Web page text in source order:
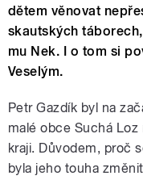
dětem věnovat
skautských
mu Nek. I o tom si
Veselým.
Petr Gazdík byl na
malé obce Suchá
kraji. Důvodem, proč
byla jeho touha